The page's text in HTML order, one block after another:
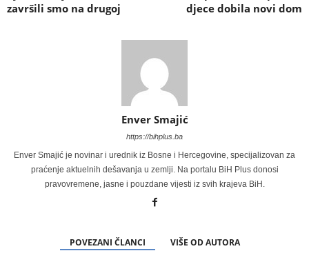
završili smo na drugoj
djece dobila novi dom
Enver Smajić
https://bihplus.ba
Enver Smajić je novinar i urednik iz Bosne i Hercegovine, specijalizovan za
praćenje aktuelnih dešavanja u zemlji. Na portalu BiH Plus donosi
pravovremene, jasne i pouzdane vijesti iz svih krajeva BiH.
POVEZANI ČLANCI VIŠE OD AUTORA